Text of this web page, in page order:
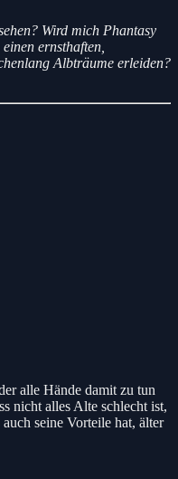
Wird mich Phantasy
ernsthaften,
Albträume erleiden?
alle Hände damit zu tun
nicht alles Alte schlecht ist,
seine Vorteile hat, älter